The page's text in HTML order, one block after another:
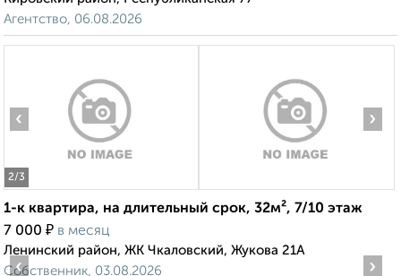
Агентство, 06.08.2026
2/3
‹ ›
1-к квартира, на длительный срок, 32м², 7/10 этаж
7 000 ₽ в месяц
Ленинский район, ЖК Чкаловский, Жукова 21А
Собственник, 03.08.2026
‹ ›